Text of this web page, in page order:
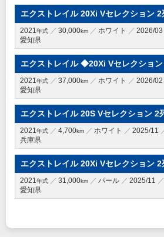
エクストレイル 20Xi Vセレクション 2
2021年式 30,000km ホワイト
2026/03
愛知県
エクストレイル ◆20Xi Vセレクショ
2021年式 37,000km ホワイト
2026/02
愛知県
エクストレイル 20S Vセレクション 2
2021年式 4,700km ホワイト
2025/11
兵庫県
エクストレイル 20Xi Vセレクション 2
2021年式 31,000km パール
2025/11
愛知県